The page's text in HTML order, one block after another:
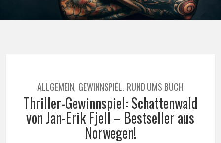
ALLGEMEIN, GEWINNSPIEL, RUND UMS BUCH
Thriller-Gewinnspiel: Schattenwald
von Jan-Erik Fjell – Bestseller aus
Norwegen!